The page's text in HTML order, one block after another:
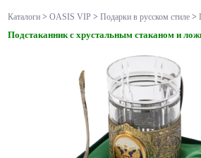
Каталоги > OASIS VIP > Подарки в русском стиле >
Подстаканник с хрустальным стаканом и